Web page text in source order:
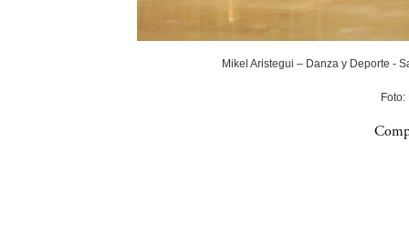
Mikel Aristegui – Danza y Deporte -